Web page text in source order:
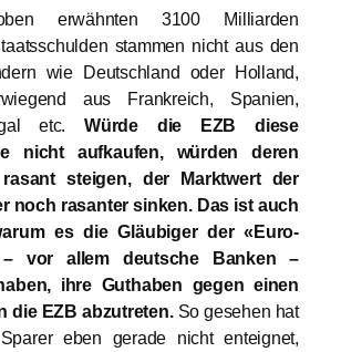
erwähnten 3100 Milliarden
stammen nicht aus den
wie Deutschland oder Holland,
aus Frankreich, Spanien,
etc.Würde die EZB diese
nicht aufkaufen, würden deren
steigen, der Marktwert der
noch rasanter sinken. Das ist auch
es die Gläubiger der «Euro-
– vor allem deutsche Banken –
ihre Guthaben gegen einen
die EZB abzutreten.So gesehen hat
eben gerade nicht enteignet,